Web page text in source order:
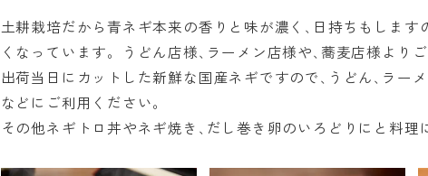
土耕栽培だから青ネギ本来の香りと味が濃く､日持ちもします
くなっています。うどん店様､ラーメン店様や､蕎麦店様より
出荷当日にカットした新鮮な国産ネギですので､うどん､ラー
などにご利用ください。
その他ネギトロ丼やネギ焼き､だし巻き卵のいろどりにと料理